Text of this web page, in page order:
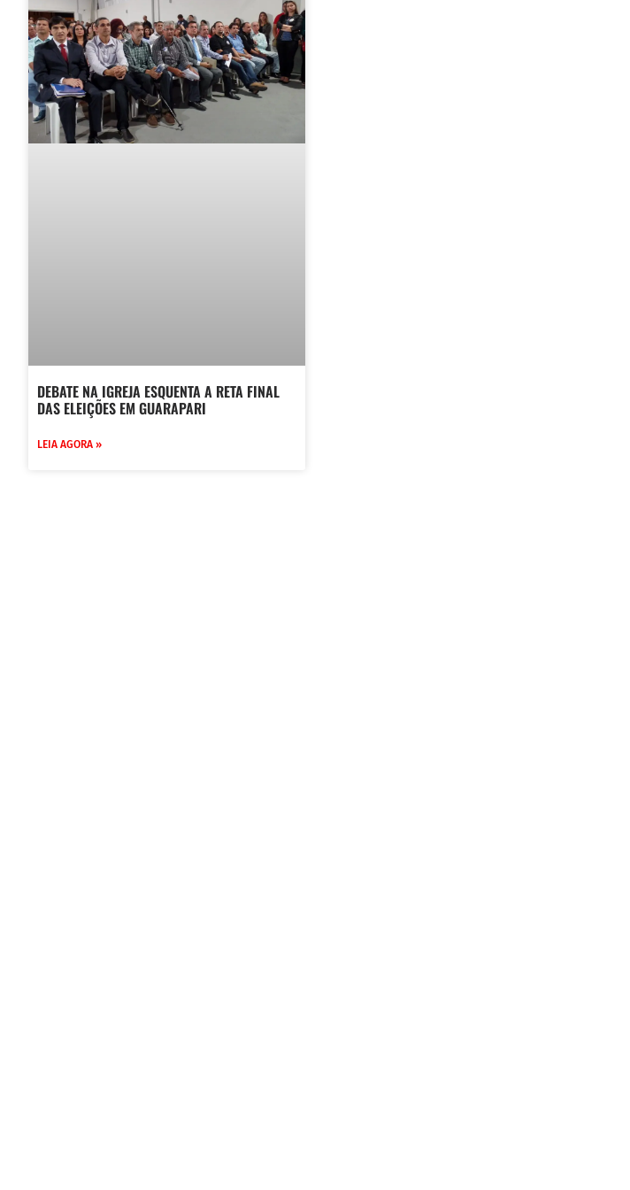
DEBATE NA IGREJA ESQUENTA A RETA FINAL
DAS ELEIÇÕES EM GUARAPARI
LEIA AGORA »